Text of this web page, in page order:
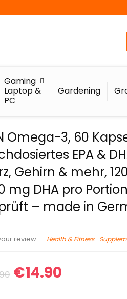
Gaming
Laptop &
PC
Gardening
Omega-3, 60
EPA &
Gehirn & mehr,
mg DHA pro
– made in
review Health & Fitness
€14.90